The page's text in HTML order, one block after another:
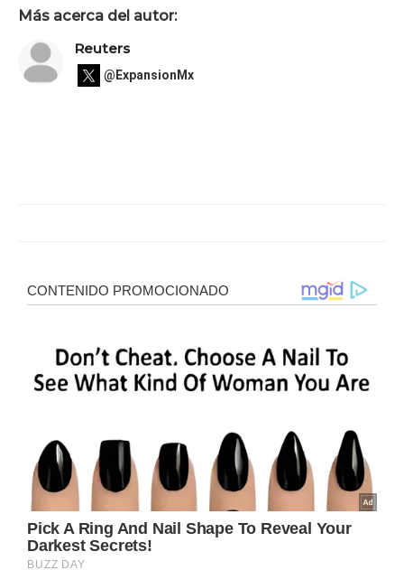
Más acerca del autor:
Reuters
@ExpansionMx